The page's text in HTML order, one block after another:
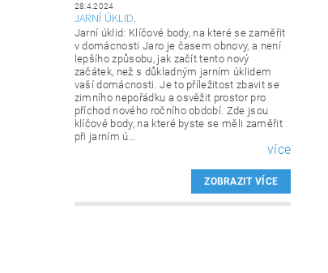
28.4.2024
JARNÍ ÚKLID.
Jarní úklid: Klíčové body, na které se zaměřit
v domácnosti Jaro je časem obnovy, a není
lepšího způsobu, jak začít tento nový
začátek, než s důkladným jarním úklidem
vaší domácnosti. Je to příležitost zbavit se
zimního nepořádku a osvěžit prostor pro
příchod nového ročního období. Zde jsou
klíčové body, na které byste se měli zaměřit
při jarním ú...
více
ZOBRAZIT VÍCE